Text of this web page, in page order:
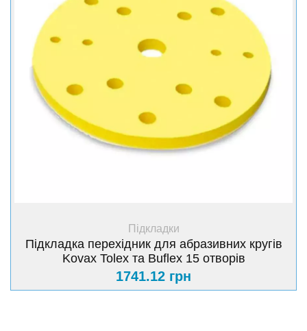
Підкладки
Підкладка перехідник для абразивних кругів
Kovax Tolex та Buflex 15 отворів
1741.12 грн